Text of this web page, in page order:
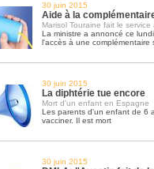
30 juin 2015
Aide à la
Marisol Touraine fait le service
La ministre a annoncé ce
l'accès à une complémentaire
30 juin 2015
La diphtérie tue encore
Mort d'un enfant en Espagne
Les parents d'un enfant de 6
vacciner. Il est mort
30 juin 2015